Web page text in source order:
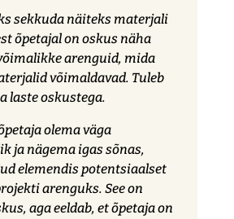
sekkuda näiteks materjali
õpetajal on oskus näha
arenguid, mida
võimaldavad. Tuleb
laste oskustega.
olema väga
ja nägema igas sõnas,
elemendis potentsiaalset
arenguks. See on
aga eeldab, et õpetaja on